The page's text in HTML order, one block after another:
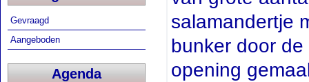
Gevraagd
Aangeboden
Agenda
salamandertje
bunker door
opening